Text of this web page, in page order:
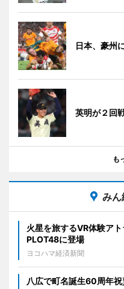
日本、豪州
英明が２回
も
みん
火星を旅するVR体験ア
PLOT48に登場
ヨコハマ経済新聞
八広で町名誕生60周年